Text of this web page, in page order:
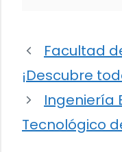
Facultad
¡Descubre
Ingeniería
Tecnológico